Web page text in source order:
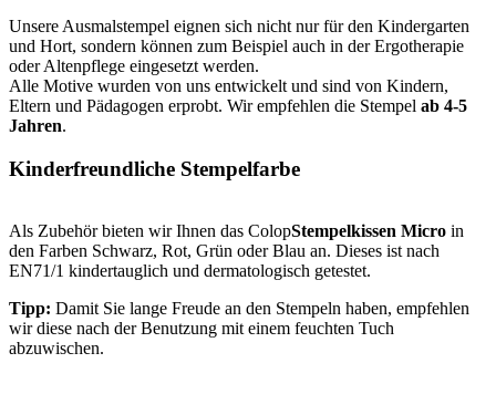
Unsere Ausmalstempel eignen sich nicht nur für den Kindergarten
und Hort, sondern können zum Beispiel auch in der Ergotherapie
oder Altenpflege eingesetzt werden.
Alle Motive wurden von uns entwickelt und sind von Kindern,
Eltern und Pädagogen erprobt. Wir empfehlen die Stempel ab 4-5
Jahren.
Kinderfreundliche Stempelfarbe
Als Zubehör bieten wir Ihnen das ColopStempelkissen Micro in
den Farben Schwarz, Rot, Grün oder Blau an. Dieses ist nach
EN71/1 kindertauglich und dermatologisch getestet.
Tipp: Damit Sie lange Freude an den Stempeln haben, empfehlen
wir diese nach der Benutzung mit einem feuchten Tuch
abzuwischen.